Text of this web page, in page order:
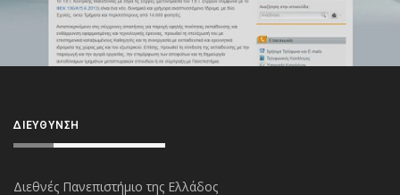
ΔΙΕΎΘΥΝΣΗ
Διεθνές Πανεπιστήμιο της Ελλάδος